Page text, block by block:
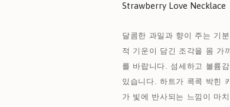
Strawberry Love Necklace
달콤한 과일과 향이 주는 기
적 기운이 담긴 조각을 몸 가
를 바랍니다. 섬세하고 볼륨
있습니다. 하트가 콕콕 박힌
가 빛에 반사되는 느낌이 마